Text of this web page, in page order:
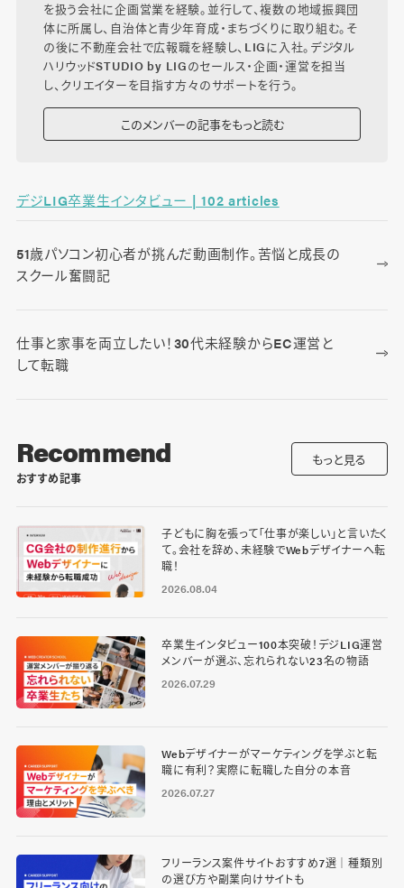
を扱う会社に企画営業を経験。並行して、複数の地域振興団
体に所属し、自治体と青少年育成・まちづくりに取り組む。そ
の後に不動産会社で広報職を経験し、LIGに入社。デジタル
ハリウッドSTUDIO by LIGのセールス・企画・運営を担当
し、クリエイターを目指す方々のサポートを行う。
このメンバーの記事をもっと読む
デジLIG卒業生インタビュー | 102 articles
51歳パソコン初心者が挑んだ動画制作。苦悩と成長の
スクール奮闘記
仕事と家事を両立したい！30代未経験からEC運営と
して転職
Recommend
おすすめ記事
もっと見る
子どもに胸を張って「仕事が楽しい」と言いたく
て。会社を辞め、未経験でWebデザイナーへ転
職！
2026.08.04
卒業生インタビュー100本突破！デジLIG運営
メンバーが選ぶ、忘れられない23名の物語
2026.07.29
Webデザイナーがマーケティングを学ぶと転
職に有利？実際に転職した自分の本音
2026.07.27
フリーランス案件サイトおすすめ7選｜種類別
の選び方や副業向けサイトも